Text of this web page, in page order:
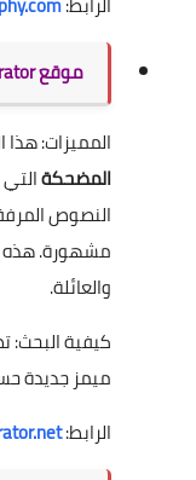
موقع Meme Generator
المميزات:
المضحكة
النصوص
مشهورة. هذه
والعائلة.
كيفية
ميمز جديدة
الرابط: